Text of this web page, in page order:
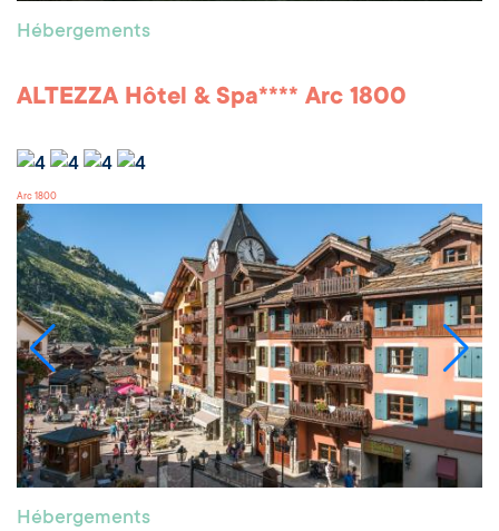
Hébergements
ALTEZZA Hôtel & Spa**** Arc 1800
Arc 1800
Hébergements